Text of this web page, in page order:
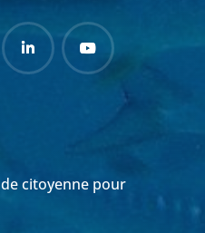
citoyenne pour